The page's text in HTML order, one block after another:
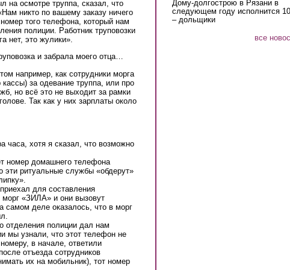
на осмотре труппа, сказал, что
никто по вашему заказу ничего
того телефона, который нам
полиции. Работник труповозки
нет, это жулики».
и забрала моего отца…
например, как сотрудники морга
за одевание труппа, или про
но всё это не выходит за рамки
Так как у них зарплаты около
часа, хотя я сказал, что возможно
номер домашнего телефона
эти ритуальные службы «обдерут»
для составления
«ЗИЛА» и они вызовут
самом деле оказалось, что в морг
отделения полиции дал нам
мы узнали, что этот телефон не
в начале, ответили
отъезда сотрудников
их на мобильник), тот номер
Дому-долгострою в Рязани в
следующем году исполнится
– дольщики
все